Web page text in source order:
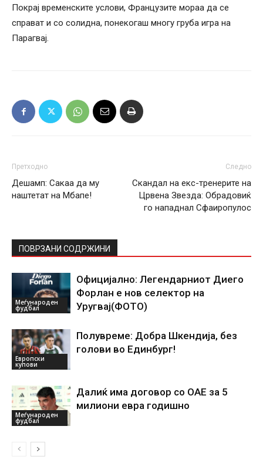
Покрај временските услови, Французите мораа да се
справат и со солидна, понекогаш многу груба игра на
Парагвај.
Претходно
Дешамп: Сакаа да му
наштетат на Мбапе!
Следно
Скандал на екс-тренерите на
Црвена Звезда: Обрадовиќ
го нападнал Сфаиропулос
ПОВРЗАНИ СОДРЖИНИ
Меѓународен
фудбал
Официјално: Легендарниот Диего
Форлан е нов селектор на
Уругвај(ФОТО)
Европски
купови
Полувреме: Добра Шкендија, без
голови во Единбург!
Меѓународен
фудбал
Далиќ има договор со ОАЕ за 5
милиони евра годишно